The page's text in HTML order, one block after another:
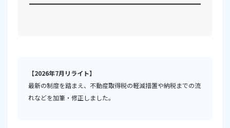
住宅なら軽減措置を受けられる
いつ払う？納税までの流れ
【2026年7月リライト】
最新の制度を踏まえ、不動産取得税の軽減措置や納税までの流
れなどを加筆・修正しました。